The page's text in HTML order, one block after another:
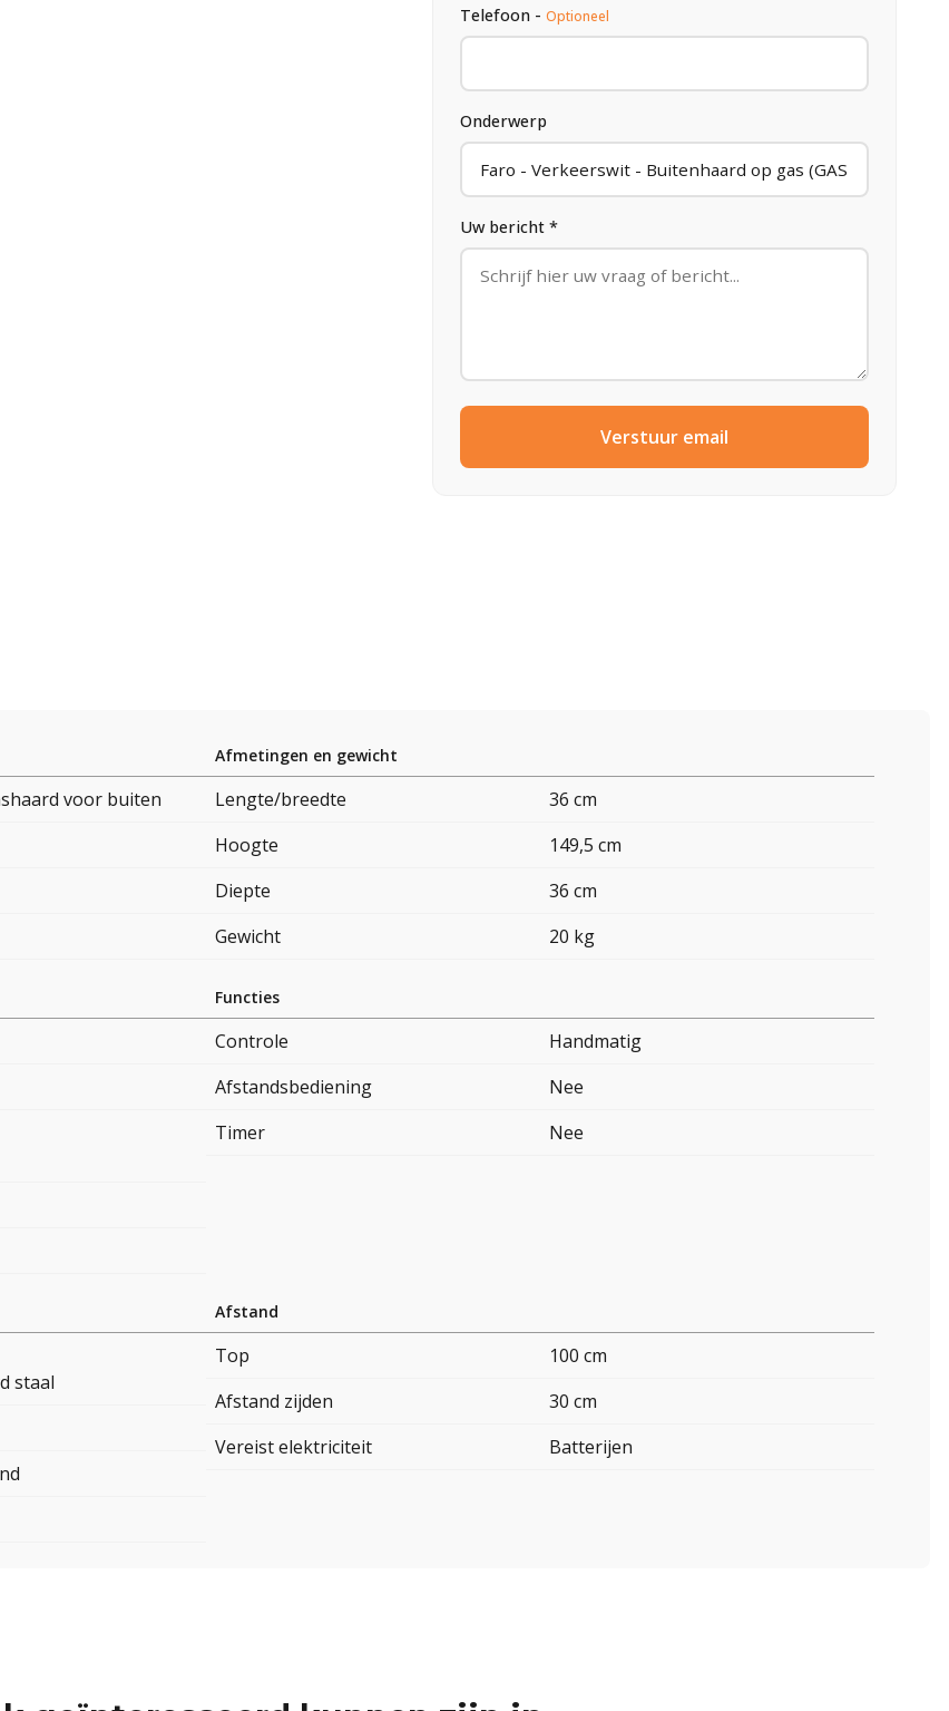
Telefoon -Optioneel
Onderwerp
Uw bericht *
Verstuur email
voor buiten
Afmetingen en gewicht
Lengte/breedte
36 cm
Hoogte
149,5 cm
Diepte
36 cm
Gewicht
20 kg
Functies
Controle
Handmatig
Afstandsbediening
Nee
Timer
Nee
staal
Afstand
Top
100 cm
Afstand zijden
30 cm
Vereist elektriciteit
Batterijen